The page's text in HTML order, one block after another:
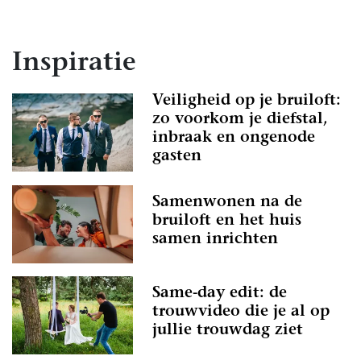
Inspiratie
Veiligheid op je bruiloft:
zo voorkom je diefstal,
inbraak en ongenode
gasten
Samenwonen na de
bruiloft en het huis
samen inrichten
Same-day edit: de
trouwvideo die je al op
jullie trouwdag ziet